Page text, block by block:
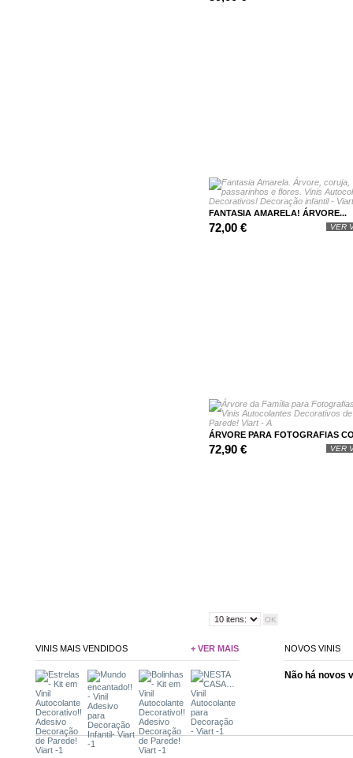
FANTASIA AMARELA! ÁRVORE...
72,00 € VER
ÁRVORE PARA FOTOGRAFIAS
72,90 € VER
VINIS MAIS VENDIDOS + VER MAIS NOVOS VINIS
Não há novos